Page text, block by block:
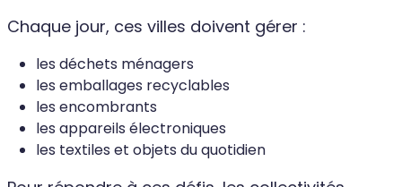
Chaque jour, ces villes doivent gérer :
les déchets ménagers
les emballages recyclables
les encombrants
les appareils électroniques
les textiles et objets du quotidien